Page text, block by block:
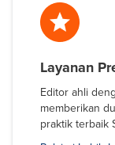
Layanan
Editor ahli
memberikan
praktik terbaik